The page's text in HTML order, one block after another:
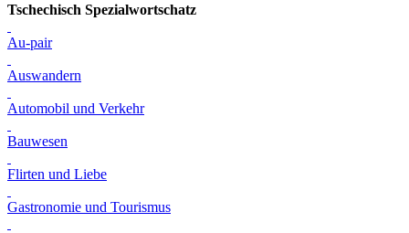
Tschechisch Spezialwortschatz
Au-pair
Auswandern
Automobil und Verkehr
Bauwesen
Flirten und Liebe
Gastronomie und Tourismus